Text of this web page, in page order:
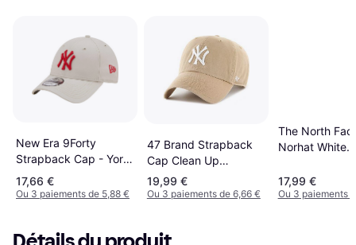
New Era 9Forty
Strapback Cap - York
Yankees - Beige
17,66 €
Ou 3 paiements de 5,88 €
47 Brand Strapback
Cap Clean Up
Casquette - Beige
19,99 €
Ou 3 paiements de 6,66 €
The North
Norhat White
Blanc
17,99 €
Ou 3 paiements